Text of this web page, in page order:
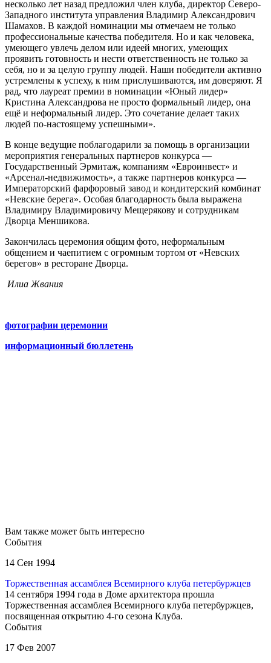
несколько лет назад предложил член клуба, директор Северо-
Западного института управления Владимир Александрович
Шамахов. В каждой номинации мы отмечаем не только
профессиональные качества победителя. Но и как человека,
умеющего увлечь делом или идеей многих, умеющих
проявить готовность и нести ответственность не только за
себя, но и за целую группу людей. Наши победители активно
устремлены к успеху, к ним прислушиваются, им доверяют. Я
рад, что лауреат премии в номинации «Юный лидер»
Кристина Александрова не просто формальный лидер, она
ещё и неформальный лидер. Это сочетание делает таких
людей по-настоящему успешными».
В конце ведущие поблагодарили за помощь в организации
мероприятия генеральных партнеров конкурса —
Государственный Эрмитаж, компаниям «Евроинвест» и
«Арсенал-недвижимость», а также партнеров конкурса —
Императорский фарфоровый завод и кондитерский комбинат
«Невские берега». Особая благодарность была выражена
Владимиру Владимировичу Мещерякову и сотрудникам
Дворца Меншикова.
Закончилась церемония общим фото, неформальным
общением и чаепитием с огромным тортом от «Невских
берегов» в ресторане Дворца.
Илиа Жвания
фотографии церемонии
информационный бюллетень
Вам также может быть интересно
События
14 Сен 1994
Торжественная ассамблея Всемирного клуба петербуржцев
14 сентября 1994 года в Доме архитектора прошла
Торжественная ассамблея Всемирного клуба петербуржцев,
посвященная открытию 4-го сезона Клуба.
События
17 Фев 2007